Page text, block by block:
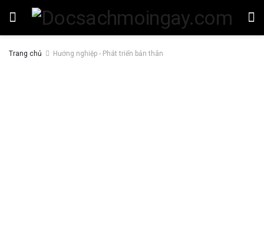
Trang chủ Hướng nghiệp - Phát triển bản thân